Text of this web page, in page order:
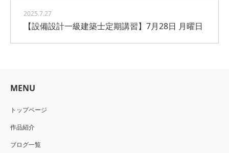
2025.7.27
【設備設計一級建築士定期講習】7月28日 月曜日
MENU
トップページ
作品紹介
ブログ一覧